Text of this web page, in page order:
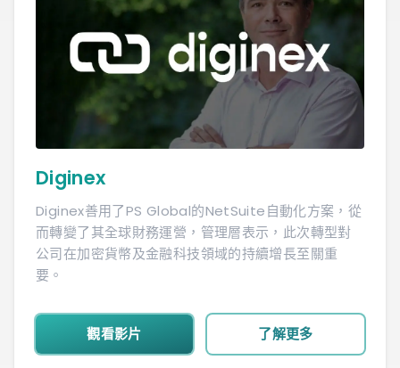
Diginex
Diginex善用了PS Global的NetSuite自動化方案，從
而轉變了其全球財務運營，管理層表示，此次轉型對
公司在加密貨幣及金融科技領域的持續增長至關重
要。
觀看影片 了解更多